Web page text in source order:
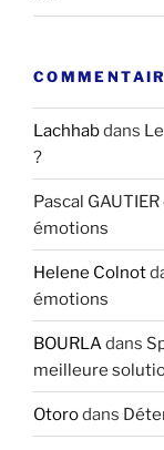
Lachhabdans
?
Pascal GAUTIER
émotions
Helene Colnot
émotions
BOURLAdans
meilleure
Otorodans